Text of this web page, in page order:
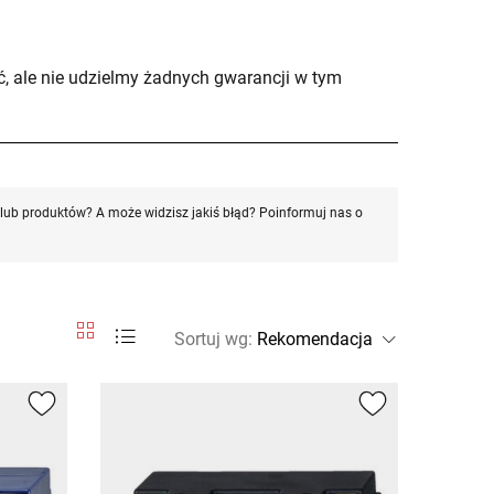
ale nie udzielmy żadnych gwarancji w tym
produktów? A może widzisz jakiś błąd? Poinformuj nas o
Sortuj wg: